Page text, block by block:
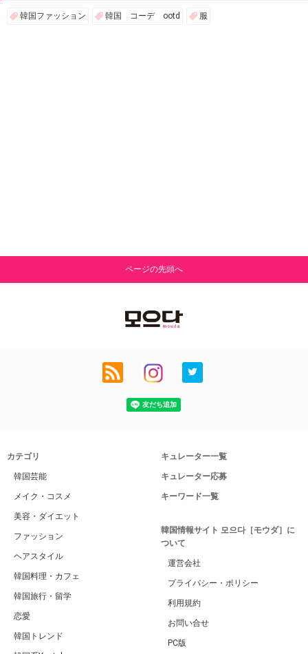
韓国ファッション 韓国 コーデ ootd 服
ページの先頭へ
カテゴリ
韓国芸能
メイク・コスメ
美容・ダイエット
ファッション
ヘアスタイル
韓国料理・カフェ
韓国旅行・留学
恋愛
韓国トレンド
キュレーター一覧
キュレーター応募
キーワード一覧
韓国情報サイト 모으다［モウダ］に
ついて
運営会社
プライバシー・ポリシー
利用規約
お問い合せ
PC版